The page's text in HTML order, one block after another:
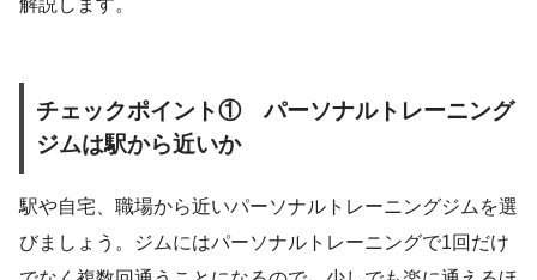
解説します。
チェックポイント① パーソナルトレーニング
ジムは駅から近いか
駅や自宅、職場から近いパーソナルトレーニングジムを選
びましょう。ジムにはパーソナルトレーニングで1回だけ